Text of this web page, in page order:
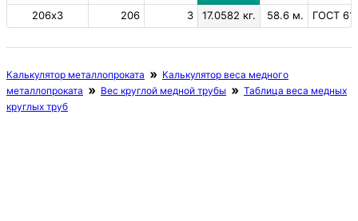
206х3 206 3 17.0582 кг. 58.6 м. ГОСТ
Калькулятор металлопроката
Калькулятор веса медного
металлопроката
Вес круглой медной трубы
Таблица веса медных
круглых труб